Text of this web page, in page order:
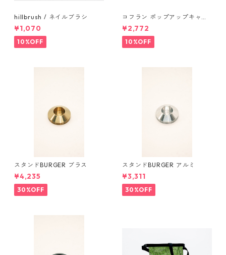
hillbrush / ネイルブラシ
¥1,070
10%OFF
コフラン ポップアップキャン
プトラッシュカン Sサイズ
¥2,772
10%OFF
スタンドBURGER ブラス
¥4,235
30%OFF
スタンドBURGER アルミ
¥3,311
30%OFF